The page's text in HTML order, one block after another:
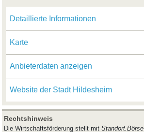
Detaillierte Informationen
Karte
Anbieterdaten anzeigen
Website der Stadt Hildesheim
Rechtshinweis
Die Wirtschaftsförderung stellt mit Standort.Börse